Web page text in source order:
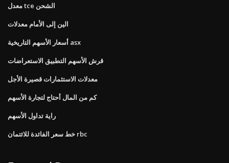
معدل tce الشحن
الين إلى الأمام معدلات
أسعار الأسهم التاريخية asx
قرش الأسهم التطبيق الاستعراضات
معدلات الاستثمارات قصيرة الأجل
كم من المال أحتاج لتجارة الأسهم
راية تداول الأسهم
خط سعر الفائدة للائتمان rbc